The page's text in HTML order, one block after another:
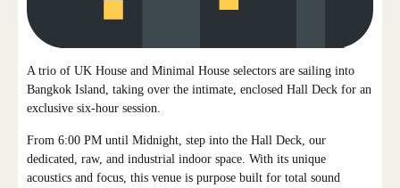
A trio of UK House and Minimal House selectors are sailing into
Bangkok Island, taking over the intimate, enclosed Hall Deck for an
exclusive six-hour session.
From 6:00 PM until Midnight , step into the Hall Deck, our
dedicated, raw, and industrial indoor space. With its unique
acoustics and focus, this venue is purpose built for total sound